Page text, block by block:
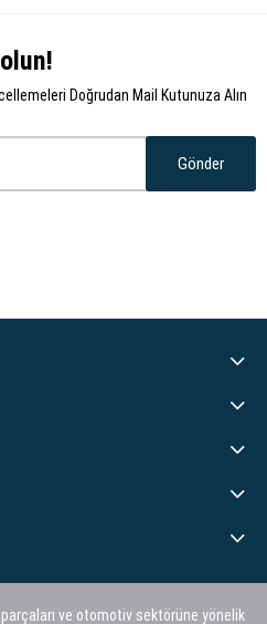
Doğrudan Mail Kutunuza Alın
Gönder
ve otomotiv sektörüne yönelik